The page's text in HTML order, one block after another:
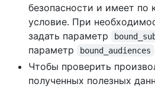
безопасности и имеет по
условие. При
задать параметр
параметр
bound_audiences
Чтобы проверить
полученных полезных